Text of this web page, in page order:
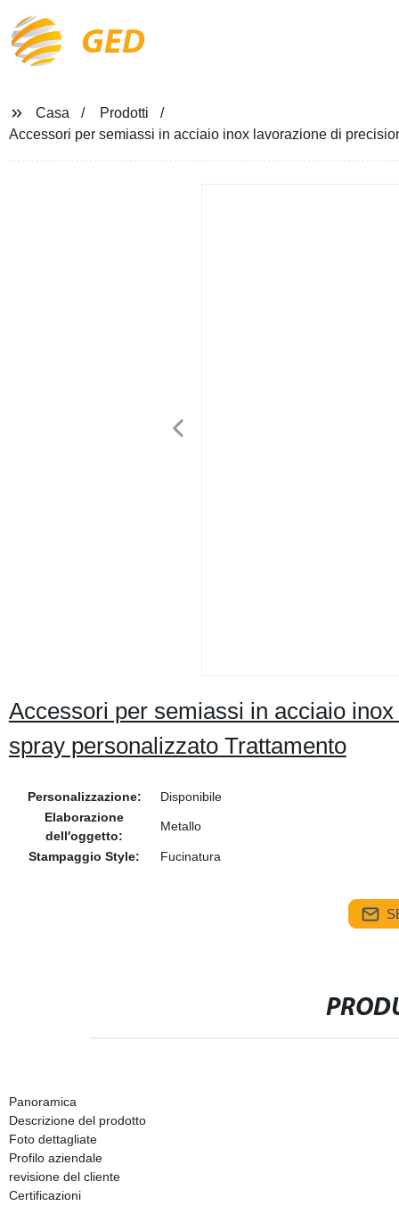
GED
Casa
Prodotti
Accessori per semiassi in acciaio inox lavorazione di
Accessori per semiassi in acciaio
spray personalizzato Trattamento
Personalizzazione:
Disponibile
Elaborazione
dell′oggetto:
Metallo
Stampaggio Style: Fucinatura
Panoramica
Descrizione del prodotto
Foto dettagliate
Profilo aziendale
revisione del cliente
Certificazioni